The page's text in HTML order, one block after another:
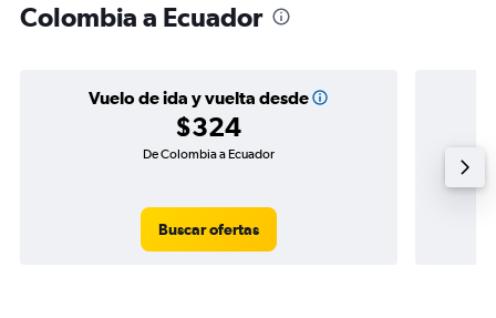
Colombia a Ecuador
Vuelo de ida y vuelta desde
$324
De Colombia a Ecuador
Buscar ofertas